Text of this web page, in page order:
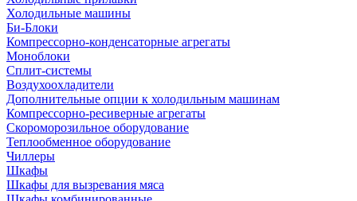
Холодильные машины
Би-Блоки
Компрессорно-конденсаторные агрегаты
Моноблоки
Сплит-системы
Воздухоохладители
Дополнительные опции к холодильным машинам
Компрессорно-ресиверные агрегаты
Скороморозильное оборудование
Теплообменное оборудование
Чиллеры
Шкафы
Шкафы для вызревания мяса